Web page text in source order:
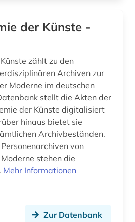
der Künste -
zählt zu den
Archiven zur
Moderne im deutschen
stellt die Akten der
der Künste digitalisiert
bietet sie
Archivbeständen.
von
stehen die
Mehr Informationen
Zur Datenbank